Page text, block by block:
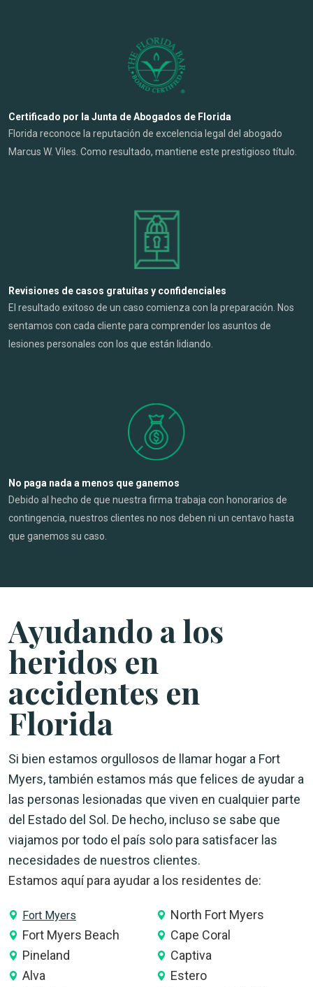
Certificado por la Junta de Abogados de Florida
Florida reconoce la reputación de excelencia legal del abogado
Marcus W. Viles. Como resultado, mantiene este prestigioso título.
Revisiones de casos gratuitas y confidenciales
El resultado exitoso de un caso comienza con la preparación. Nos
sentamos con cada cliente para comprender los asuntos de
lesiones personales con los que están lidiando.
No paga nada a menos que ganemos
Debido al hecho de que nuestra firma trabaja con honorarios de
contingencia, nuestros clientes no nos deben ni un centavo hasta
que ganemos su caso.
Ayudando a los
heridos en
accidentes en
Florida
Si bien estamos orgullosos de llamar hogar a Fort
Myers, también estamos más que felices de ayudar a
las personas lesionadas que viven en cualquier parte
del Estado del Sol. De hecho, incluso se sabe que
viajamos por todo el país solo para satisfacer las
necesidades de nuestros clientes.
Estamos aquí para ayudar a los residentes de:
Fort Myers
North Fort Myers
Fort Myers Beach
Cape Coral
Pineland
Captiva
Alva
Estero